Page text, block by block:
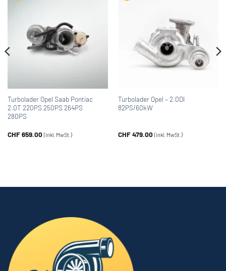
Turbolader Opel Saab Pontiac
2.0T 220PS 250PS 264PS
280PS
CHF659.00 (inkl. MwSt.)
Turbolader Opel – 2.0DI
82PS/60kW
CHF479.00 (inkl. MwSt.)